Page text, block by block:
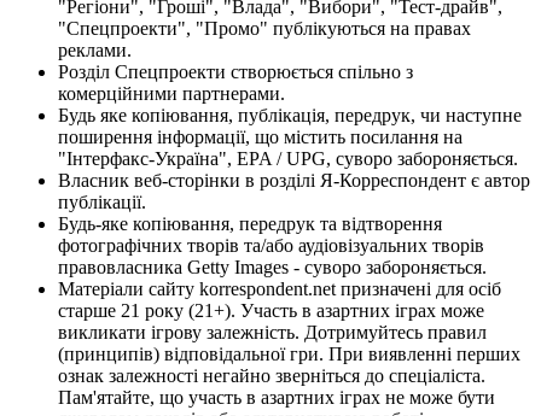
"Регіони", "Гроші", "Влада", "Вибори", "Тест-драйв",
"Спецпроекти", "Промо" публікуються на правах
реклами.
Розділ Спецпроекти створюється спільно з
комерційними партнерами.
Будь яке копіювання, публікація, передрук, чи наступне
поширення інформації, що містить посилання на
"Інтерфакс-Україна", EPA / UPG, суворо забороняється.
Власник веб-сторінки в розділі Я-Корреспондент є автор
публікації.
Будь-яке копіювання, передрук та відтворення
фотографічних творів та/або аудіовізуальних творів
правовласника Getty Images - суворо забороняється.
Матеріали сайту korrespondent.net призначені для осіб
старше 21 року (21+). Участь в азартних іграх може
викликати ігрову залежність. Дотримуйтесь правил
(принципів) відповідальної гри. При виявленні перших
ознак залежності негайно зверніться до спеціаліста.
Пам'ятайте, що участь в азартних іграх не може бути